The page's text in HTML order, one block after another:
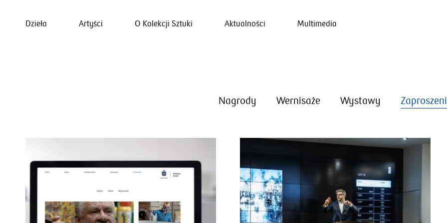
Dzieła Artyści O Kolekcji Sztuki Aktualności Multimedia
Nagrody Wernisaże Wystawy